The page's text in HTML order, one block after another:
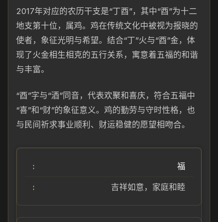
2017年对应的农历干支是“丁酉”，其中“酉”为十二
地支第十位，属鸡。鸡在传统文化中被视为报晓的
使者，象征光明与希望。结合“丁”火与“酉”金，体
现了火金相生相克的五行关系，寓意着五福的和谐
与丰富。
“酉”字与“酒”同音，代表欢聚和喜庆，符合五福中
“喜”和“财”的象征意义。鸡的勤劳与守时性格，也
与民间祈求事业顺利、财运稳健的愿望相吻合。
福
吉祥如意，家庭和睦